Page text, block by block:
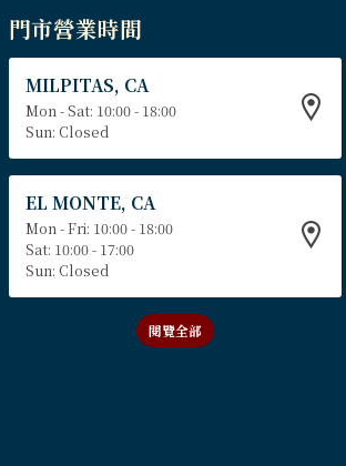
門市營業時間
MILPITAS, CA
Mon - Sat: 10:00 - 18:00
Sun: Closed
EL MONTE, CA
Mon - Fri: 10:00 - 18:00
Sat: 10:00 - 17:00
Sun: Closed
閱覽全部